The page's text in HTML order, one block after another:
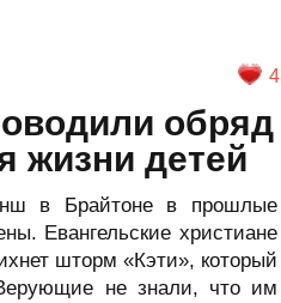
4
обряд
жизни детей
в Брайтоне в прошлые
Евангельские христиане
шторм «Кэти», который
не знали, что им